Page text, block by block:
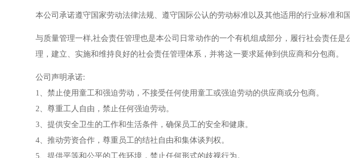
本公司承诺遵守国家劳动法律法规、遵守国际公认的劳动标准以及其他适用的行业标准和
与质量管理一样,社会责任管理也是本公司日常动作的一个有机组成部分，履行社会责任
理，建立、实施和维持良好的社会责任管理体系，并将这一要求延伸到供应商和分包商。
公司声明承诺:
1、禁止使用童工和强迫劳动，不接受任何使用童工或强迫劳动的供应商或分包商。
2、尊重工人自由，禁止任何强迫劳动。
3、提供安全卫生的工作和生活条件，确保员工的安全和健康。
4、推动劳资合作，尊重员工的结社自由和集体谈判权。
5、提供平等和公平的工作环境，禁止任何形式的歧视行为。